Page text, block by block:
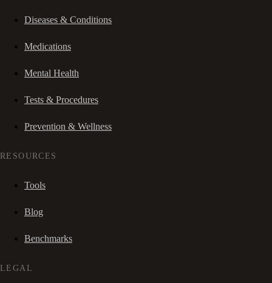
Diseases & Conditions
Medications
Mental Health
Tests & Procedures
Prevention & Wellness
RESOURCES
Tools
Blog
Benchmarks
LEGAL